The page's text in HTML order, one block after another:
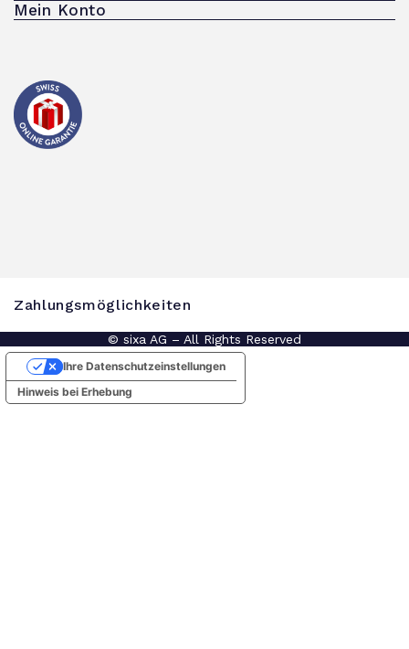
Mein Konto
Zahlungsmöglichkeiten
© sixa AG – All Rights Reserved
Hinweis bei Erhebung
Ihre Datenschutzeinstellungen